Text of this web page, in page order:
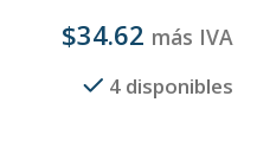
$34.62 más IVA
4 disponibles